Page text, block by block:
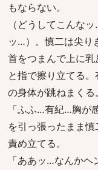
もならない。
（どうしてこんな
ッ…）。慎二は尖り
首をつまんで上に
と指で擦り立てる。
の身体が跳ねまくる。
「ふふ…有紀…胸が
を引っ張ったまま慎
責め立てる。
「ああッ…なんか